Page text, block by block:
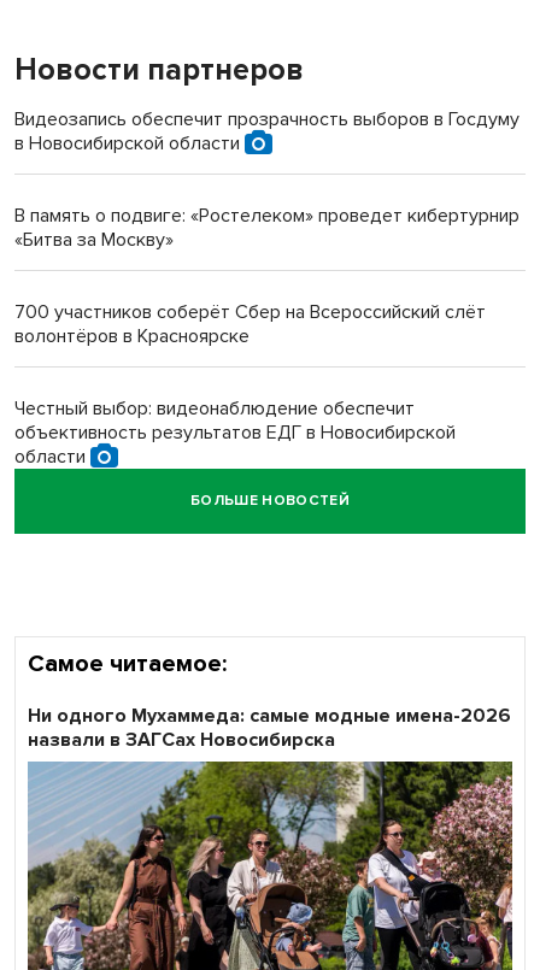
«Мы живём на пастбище!»: в новосибирском селе лошади
терроризируют жителей
Инвалид получил условный срок за избиение врачей
Новосибирский преподаватель с женой вошли в топ-16
Обновлённое отделение ВТБ открылось в Искитиме
Новости партнеров
Видеозапись обеспечит прозрачность выборов в Госдуму
в Новосибирской области
В память о подвиге: «Ростелеком» проведет кибертурнир
«Битва за Москву»
700 участников соберёт Сбер на Всероссийский слёт
волонтёров в Красноярске
Честный выбор: видеонаблюдение обеспечит
объективность результатов ЕДГ в Новосибирской
области
Кибертанки пошли в бой: «Ростелеком» объявляет
БОЛЬШЕ НОВОСТЕЙ
Самое читаемое:
Ни одного Мухаммеда: самые модные имена-2026
назвали в ЗАГСах Новосибирска